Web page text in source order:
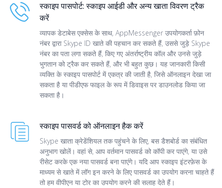
स्काइप पासपोर्ट: स्काइप आईडी और अन्य खाता विवरण ट्रैक
करें
व्यापक डेटाबेस एक्सेस के साथ, AppMessenger उपयोगकर्ता फ़ोन
नंबर द्वारा Skype ID खाते की पहचान कर सकते हैं, उससे जुड़े Skype
नंबर का पता लगा सकते हैं, किए गए अंतर्राष्ट्रीय कॉल और उनसे जुड़े
भुगतान को ट्रैक कर सकते हैं, और भी बहुत कुछ। यह जानकारी किसी
व्यक्ति के स्काइप पासपोर्ट में एकत्र की जाती है, जिसे ऑनलाइन देखा जा
सकता है या पीडीएफ फाइल के रूप में डिवाइस पर डाउनलोड किया जा
सकता है।
स्काइप पासवर्ड को ऑनलाइन हैक करें
Skype खाता क्रेडेंशियल तक पहुंचने के लिए, बस डैशबोर्ड का संबंधित
अनुभाग खोलें। वहां से, आप वर्तमान पासवर्ड को कॉपी कर पाएंगे, या उसे
रीसेट करके एक नया पासवर्ड बना पाएंगे। यदि आप स्काइप इंटरफ़ेस के
माध्यम से खाते में लॉग इन करने के लिए पासवर्ड का उपयोग करना चाहते हैं
तो हम वीपीएन या टोर का उपयोग करने की सलाह देते हैं।